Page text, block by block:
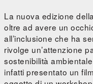
La nuova edizione
oltre ad avere un
all’inclusione che ha
rivolge un’attenzione
sostenibilità
infatti presentato un